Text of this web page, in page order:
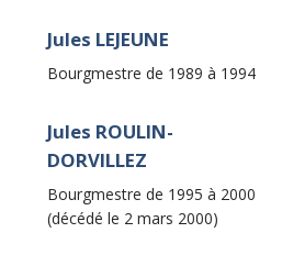
Jules LEJEUNE
Bourgmestre de 1989 à 1994
Jules ROULIN-
DORVILLEZ
Bourgmestre de 1995 à 2000
(décédé le 2 mars 2000)